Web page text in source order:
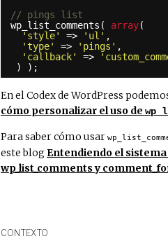
// pings list
wp_list_comments( array(
'style'
=> 'ul' ,
'type'
=> 'pings' ,
'callback'
=>
) );
En el Codex de WordPress
cómo personalizar el uso de
Para saber cómo usar
este blog Entendiendo el
wp_list_comments y
CONTEXTO